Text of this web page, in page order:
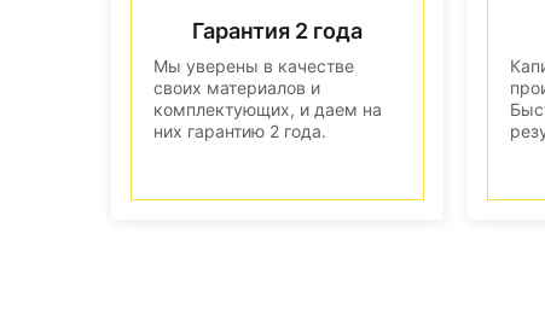
Гарантия 2 года
Мы уверены в качестве
своих материалов и
комплектующих, и даем на
них гарантию 2 года.